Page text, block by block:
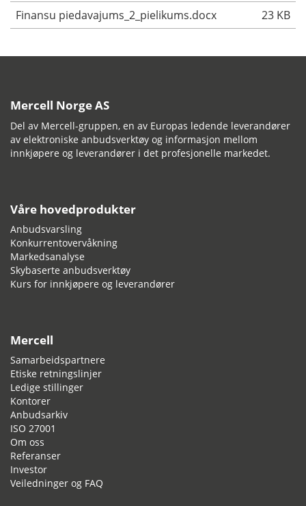
Finansu piedavajums_2_pielikums.docx
23 KB
Mercell Norge AS
Del av Mercell-gruppen, en av Europas ledende leverandører
av elektroniske anbudsverktøy og informasjon mellom
innkjøpere og leverandører i det profesjonelle markedet.
Våre hovedprodukter
Anbudsvarsling
Konkurrentovervåkning
Markedsanalyse
Skybaserte anbudsverktøy
Kurs for innkjøpere og leverandører
Mercell
Samarbeidspartnere
Etiske retningslinjer
Ledige stillinger
Kontorer
Anbudsarkiv
ISO 27001
Om oss
Referanser
Investor
Veiledninger og FAQ